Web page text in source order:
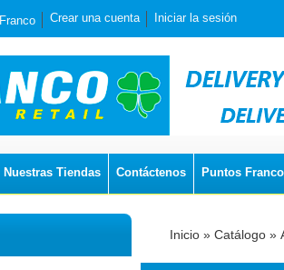
Franco Crear una cuenta Iniciar la sesión
Nuestras Tiendas Contáctenos Puntos Franco
Inicio » Catálogo »